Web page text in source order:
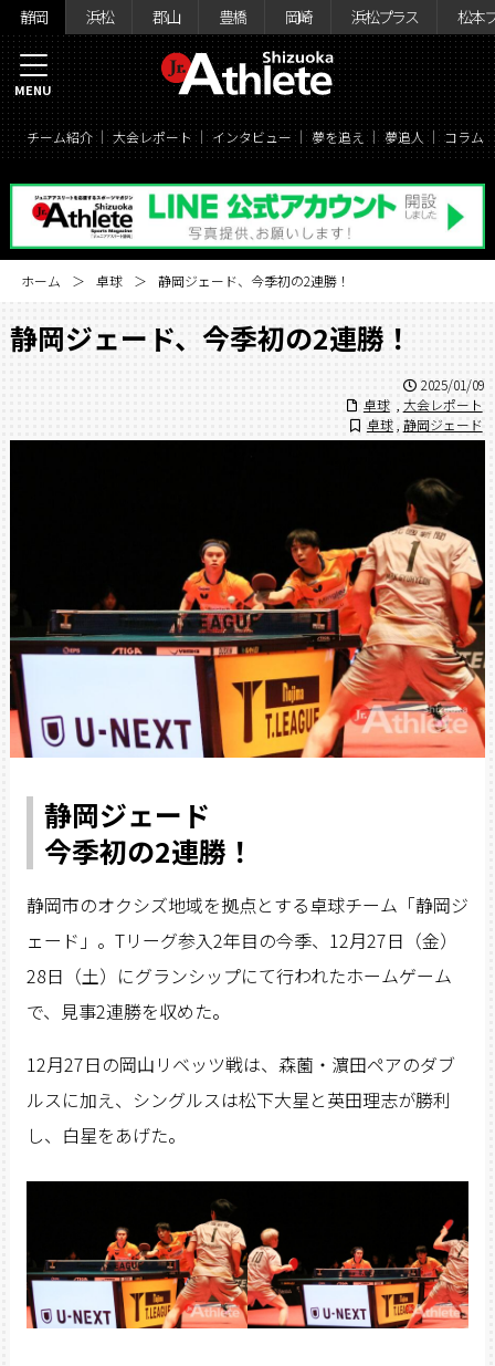
静岡 浜松 郡山 豊橋 岡崎 浜松プラス 松本
チーム紹介 大会レポート インタビュー 夢を追え 夢追人 コラム
MENU
ホーム 卓球 静岡ジェード、今季初の2連勝！
静岡ジェード、今季初の2連勝！
2025/01/09
卓球
大会レポート
卓球 静岡ジェード
静岡ジェード
今季初の2連勝！
静岡市のオクシズ地域を拠点とする卓球チーム「静岡ジ
ェード」。Tリーグ参入2年目の今季、12月27日（金）
28日（土）にグランシップにて行われたホームゲーム
で、見事2連勝を収めた。
12月27日の岡山リベッツ戦は、森薗・濵田ペアのダブ
ルスに加え、シングルスは松下大星と英田理志が勝利
し、白星をあげた。